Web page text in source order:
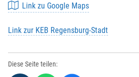
Link zu Google Maps
Link zur KEB Regensburg-Stadt
Diese Seite teilen: